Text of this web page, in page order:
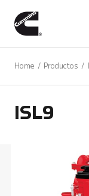
Home Productos
ISL9